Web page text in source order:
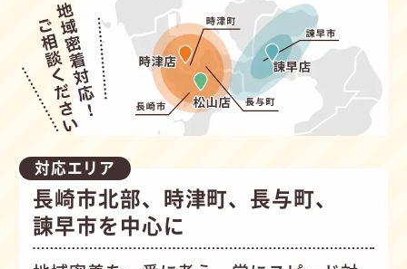
対応エリア
長崎市北部、時津町、長与町、
諫早市を中心に